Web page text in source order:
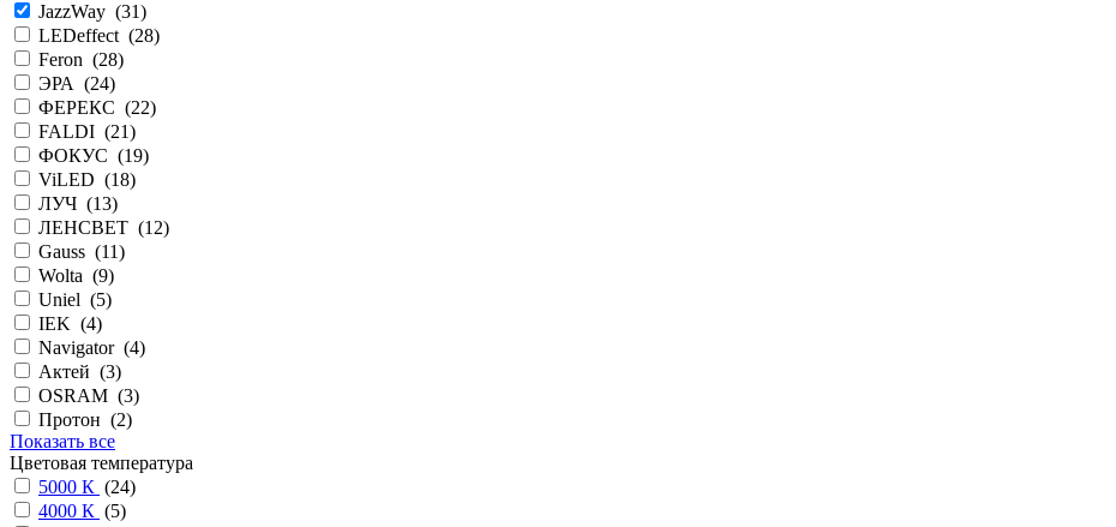
JazzWay (31)
LEDeffect (28)
Feron (28)
ЭРА (24)
ФЕРЕКС (22)
FALDI (21)
ФОКУС (19)
ViLED (18)
ЛУЧ (13)
ЛЕНСВЕТ (12)
Gauss (11)
Wolta (9)
Uniel (5)
IEK (4)
Navigator (4)
Актей (3)
OSRAM (3)
Протон (2)
Показать все
Цветовая температура
5000 К (24)
4000 К (5)